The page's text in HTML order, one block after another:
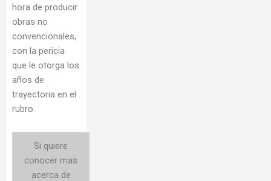
hora de producir
obras no
convencionales,
con la pericia
que le otorga los
años de
trayectoria en el
rubro.
Si quiere
conocer mas
acerca de